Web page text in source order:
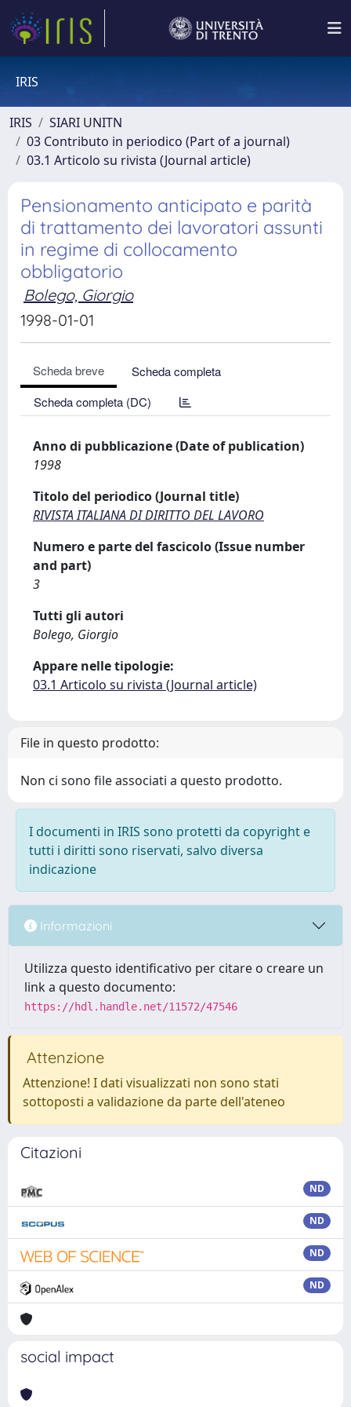
IRIS
IRIS
SIARI UNITN
03 Contributo in periodico (Part of a journal)
03.1 Articolo su rivista (Journal article)
Pensionamento anticipato e parità
di trattamento dei lavoratori assunti
in regime di collocamento
obbligatorio
Bolego, Giorgio
1998-01-01
Scheda breve
Scheda completa
Scheda completa (DC)
Anno di pubblicazione (Date of publication)
1998
Titolo del periodico (Journal title)
RIVISTA ITALIANA DI DIRITTO DEL LAVORO
Numero e parte del fascicolo (Issue number
and part)
3
Tutti gli autori
Bolego, Giorgio
Appare nelle tipologie:
03.1 Articolo su rivista (Journal article)
File in questo prodotto:
Non ci sono file associati a questo prodotto.
I documenti in IRIS sono protetti da copyright e
tutti i diritti sono riservati, salvo diversa
indicazione
Informazioni
Utilizza questo identificativo per citare o creare un
link a questo documento:
https://hdl.handle.net/11572/47546
Attenzione
Attenzione! I dati visualizzati non sono stati
sottoposti a validazione da parte dell'ateneo
Citazioni
ND
ND
ND
ND
social impact